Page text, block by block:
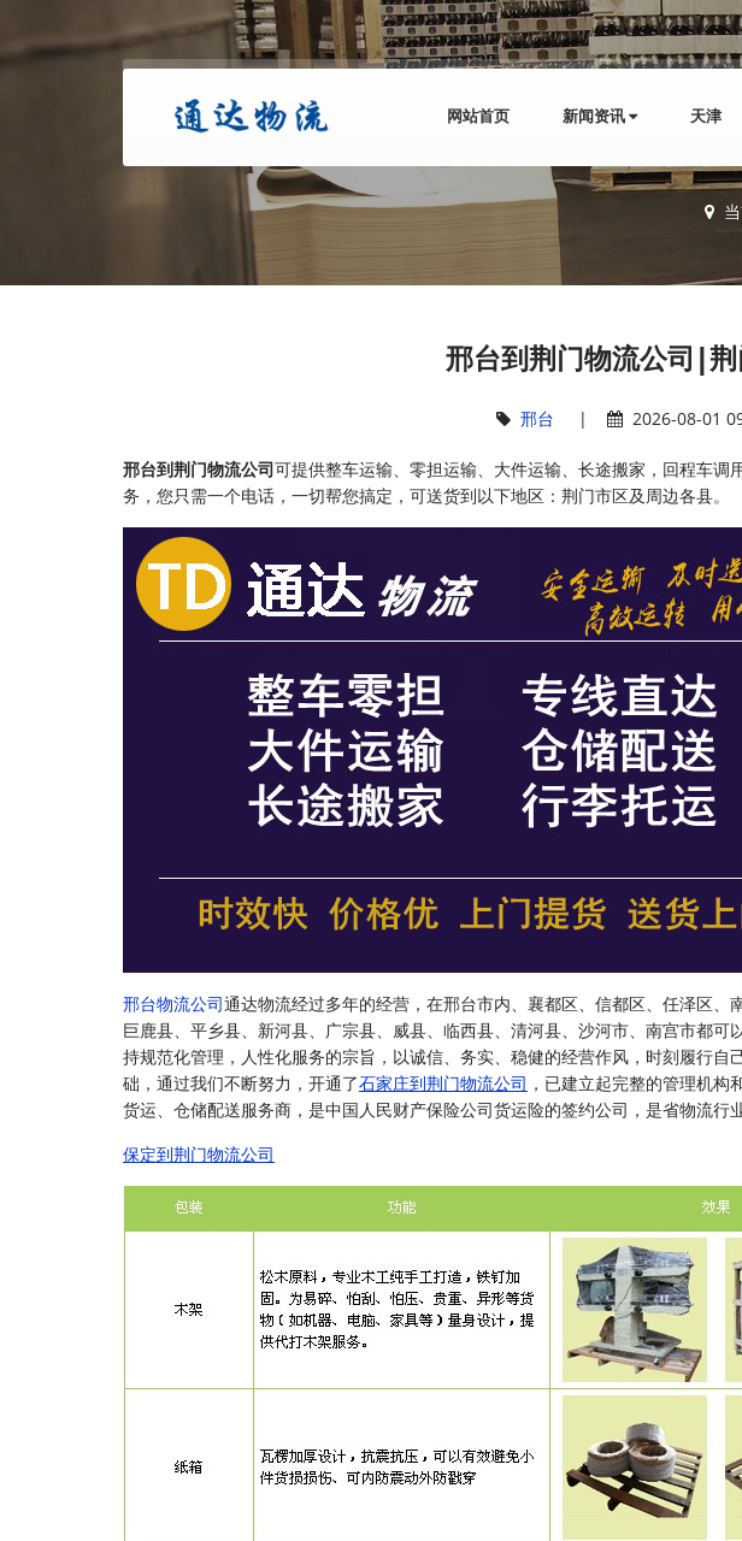
网站首页 新闻资讯 天津
邢台到荆门物流公司|
邢台 | 2026-08-01
邢台到荆门物流公司可提供整车运输、零担运输、大件运输、长途搬家，回程车
务，您只需一个电话，一切帮您搞定，可送货到以下地区：荆门市区及周边各县。
邢台物流公司通达物流经过多年的经营，在邢台市内、襄都区、信都区、任泽区、
巨鹿县、平乡县、新河县、广宗县、威县、临西县、清河县、沙河市、南宫市都
持规范化管理，人性化服务的宗旨，以诚信、务实、稳健的经营作风，时刻履行
础，通过我们不断努力，开通了石家庄到荆门物流公司 ，已建立起完整的管理机构
货运、仓储配送服务商，是中国人民财产保险公司货运险的签约公司，是省物流行
保定到荆门物流公司